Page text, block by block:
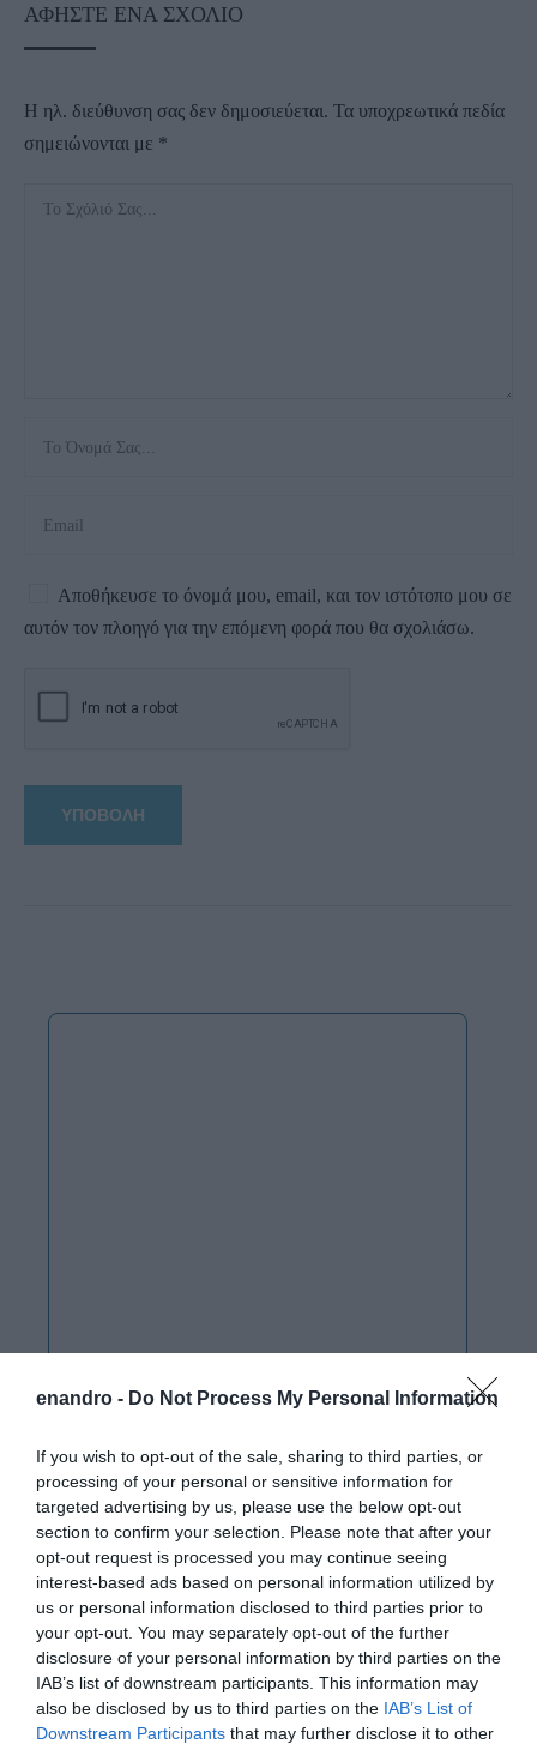
enandro - Do Not Process My Personal Information
If you wish to opt-out of the sale, sharing to third parties, or
processing of your personal or sensitive information for
targeted advertising by us, please use the below opt-out
section to confirm your selection. Please note that after your
opt-out request is processed you may continue seeing
interest-based ads based on personal information utilized by
us or personal information disclosed to third parties prior to
your opt-out. You may separately opt-out of the further
disclosure of your personal information by third parties on the
IAB’s list of downstream participants. This information may
also be disclosed by us to third parties on the IAB’s List of
Downstream Participants that may further disclose it to other
ΑΦΉΣΤΕ ΈΝΑ ΣΧΌΛΙΟ
Η ηλ. διεύθυνση σας δεν δημοσιεύεται. Τα υποχρεωτικά πεδία
σημειώνονται με *
Αποθήκευσε το όνομά μου, email, και τον ιστότοπο μου σε
αυτόν τον πλοηγό για την επόμενη φορά που θα σχολιάσω.